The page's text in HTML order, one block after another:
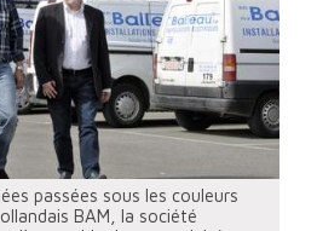
passées sous les couleurs
BAM, la société